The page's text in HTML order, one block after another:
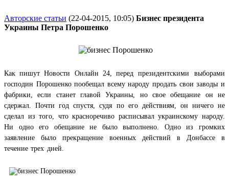
Авторские статьи (22-04-2015, 10:05) Бизнес президента
Украины Петра Порошенко
Как пишут Новости Онлайн 24, перед президентскими выборами
господин Порошенко пообещал всему народу продать свои заводы и
фабрики, если станет главой Украины, но свое обещание он не
сдержал. Почти год спустя, судя по его действиям, он ничего не
сделал из того, что красноречиво расписывал украинскому народу.
Ни одно его обещание не было выполнено. Одно из громких
заявление было прекращение военных действий в Донбассе в
течение трех дней.